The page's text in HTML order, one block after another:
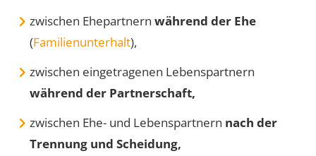
zwischen Ehepartnern während der Ehe
(Familienunterhalt),
zwischen eingetragenen Lebenspartnern
während der Partnerschaft,
zwischen Ehe- und Lebenspartnern nach der
Trennung und Scheidung,